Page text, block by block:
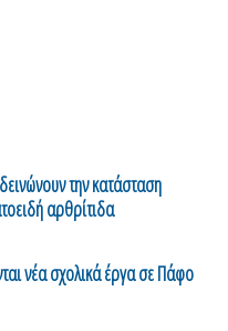
την κατάσταση
αρθρίτιδα
νέα σχολικά έργα σε Πάφο